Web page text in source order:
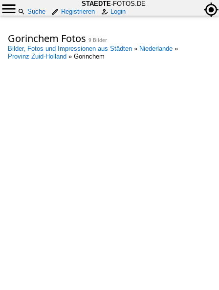
STAEDTE-FOTOS.DE
Suche
Registrieren Login
Gorinchem Fotos 9 Bilder
Bilder, Fotos und Impressionen aus Städten » Niederlande »
Provinz Zuid-Holland » Gorinchem